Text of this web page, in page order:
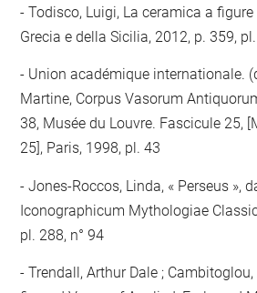
Todisco, Luigi, La ceramica a
Grecia e della Sicilia, 2012, p. 359,
Union académique internationale.
Martine, Corpus Vasorum
38, Musée du Louvre. Fascicule 25,
25], Paris, 1998, pl. 43
Jones-Roccos, Linda, « Perseus »,
Iconographicum Mythologiae
pl. 288, n° 94
Trendall, Arthur Dale ; Cambitoglou,